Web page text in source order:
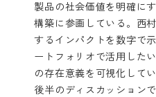
製品の社会価値を明確に
構築に参画している。西
するインパクトを数字で
ートフォリオで活用した
の存在意義を可視化して
後半のディスカッション